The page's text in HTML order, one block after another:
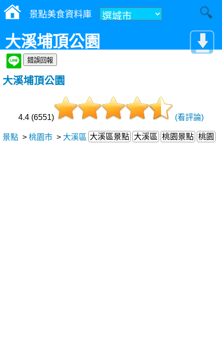
景點美食資料庫
大溪埔頂公園
大溪埔頂公園
4.4 (6551) (看評論)
景點 > 桃園市 > 大溪區 大溪區景點 大溪區 桃園景點 桃園